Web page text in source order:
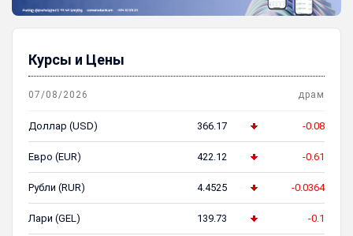
Курсы и Цены
07/08/2026 драм
Доллар (USD) 366.17 -0.08
Евро (EUR) 422.12 -0.61
Рубли (RUR) 4.4525 -0.0364
Лари (GEL) 139.73 -0.1